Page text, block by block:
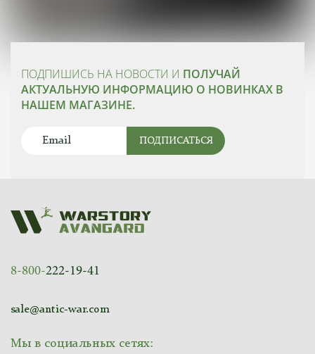
ПОДПИШИСЬ НА НОВОСТИ И ПОЛУЧАЙ
АКТУАЛЬНУЮ ИНФОРМАЦИЮ О НОВИНКАХ В
НАШЕМ МАГАЗИНЕ.
ПОДПИСАТЬСЯ
8-800-222-19-41
sale@antic-war.com
Мы в социальных сетях: